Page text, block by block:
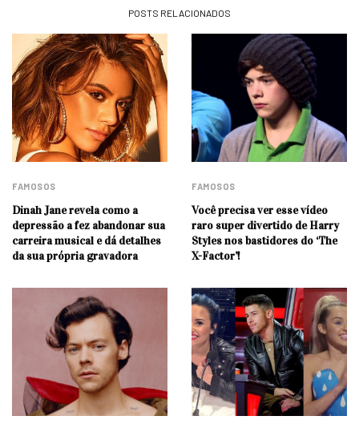
POSTS RELACIONADOS
FAMOSOS
Dinah Jane revela como a
depressão a fez abandonar sua
carreira musical e dá detalhes
da sua própria gravadora
FAMOSOS
Você precisa ver esse vídeo
raro super divertido de Harry
Styles nos bastidores do ‘The
X-Factor’!